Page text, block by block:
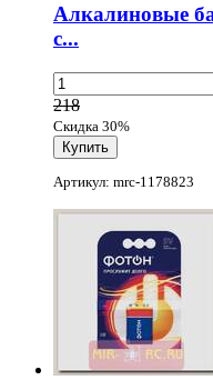
Алкалиновые
с...
218
Скидка 30%
Артикул: mrc-1178823